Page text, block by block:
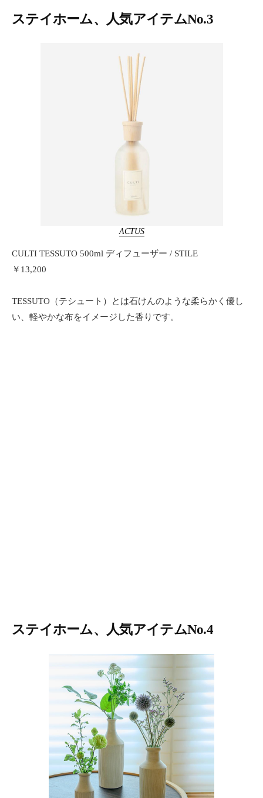
ステイホーム、人気アイテムNo.3
ACTUS
CULTI TESSUTO 500ml ディフューザー / STILE
￥13,200
TESSUTO（テシュート）とは石けんのような柔らかく優し
い、軽やかな布をイメージした香りです。
ステイホーム、人気アイテムNo.4